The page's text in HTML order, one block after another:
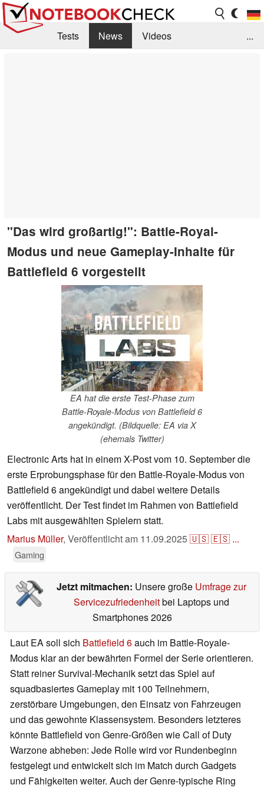
Tests News
Videos
...
"Das wird großartig!": Battle-Royal-
Modus und neue Gameplay-Inhalte für
Battlefield 6 vorgestellt
EA hat die erste Test-Phase zum
Battle-Royale-Modus von Battlefield 6
angekündigt. (Bildquelle: EA via X
(ehemals Twitter)
Electronic Arts hat in einem X-Post vom 10. September die
erste Erprobungsphase für den Battle-Royale-Modus von
Battlefield 6 angekündigt und dabei weitere Details
veröffentlicht. Der Test findet im Rahmen von Battlefield
Labs mit ausgewählten Spielern statt.
Marius Müller, Veröffentlicht am 11.09.2025🇺🇸🇪🇸 ...
Gaming
Jetzt mitmachen: Unsere große Umfrage zur
Servicezufriedenheitbei Laptops und
Smartphones 2026
Laut EA soll sich Battlefield 6auch im Battle-Royale-
Modus klar an der bewährten Formel der Serie orientieren.
Statt reiner Survival-Mechanik setzt das Spiel auf
squadbasiertes Gameplay mit 100 Teilnehmern,
zerstörbare Umgebungen, den Einsatz von Fahrzeugen
und das gewohnte Klassensystem. Besonders letzteres
könnte Battlefield von Genre-Größen wie Call of Duty
Warzone abheben: Jede Rolle wird vor Rundenbeginn
festgelegt und entwickelt sich im Match durch Gadgets
und Fähigkeiten weiter. Auch der Genre-typische Ring